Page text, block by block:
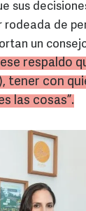
sus
rodeada de
un
respaldo
tener con
las cosas”.